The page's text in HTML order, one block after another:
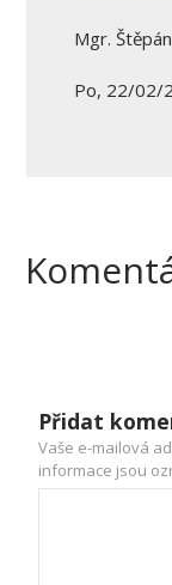
Mgr.
Po, 22/02/
Přidat
Vaše e-mailová
informace jsou